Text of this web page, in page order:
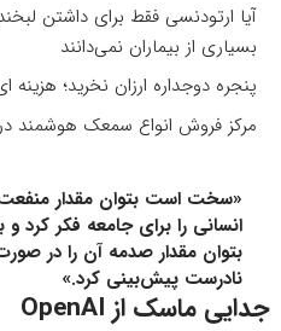
آیا ارتودنسی فقط برای داشتن
بسیاری از بیماران نمی‌دانند
پنجره دوجداره ارزان نخرید؛ هزینه
مرکز فروش انواع سمعک هوشمند
«سخت است بتوان مقدار
انسانی را برای جامعه فکر کرد
بتوان مقدار صدمه آن را در
نادرست پیش‌بینی کرد.»
جدایی ماسک از OpenAI